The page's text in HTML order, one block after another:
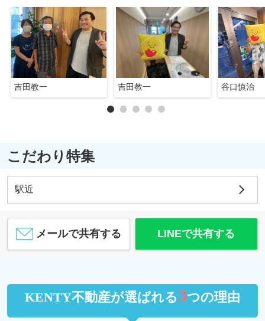
吉田教一 吉田教一 谷口慎治
こだわり特集
駅近
メールで共有する LINEで共有する
KENTY不動産が選ばれる3つの理由